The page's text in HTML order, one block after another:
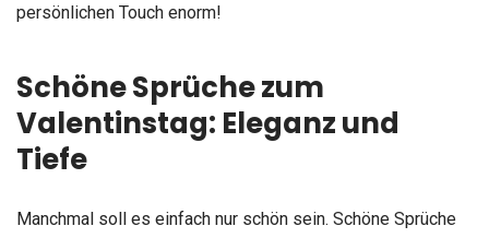
persönlichen Touch enorm!
Schöne Sprüche zum
Valentinstag: Eleganz und
Tiefe
Manchmal soll es einfach nur schön sein. Schöne Sprüche